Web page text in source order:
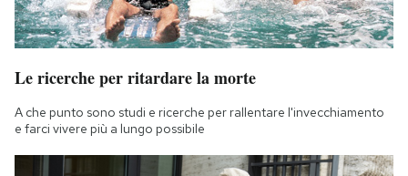
Le ricerche per ritardare la morte
A che punto sono studi e ricerche per rallentare l'invecchiamento
e farci vivere più a lungo possibile